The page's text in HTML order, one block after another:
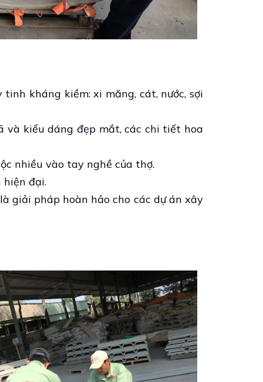
kháng kiềm: xi măng, cát, nước, sợi
và kiểu dáng đẹp mắt, các chi tiết hoa
nhiều vào tay nghề của thợ.
hiện đại.
giải pháp hoàn hảo cho các dự án xây